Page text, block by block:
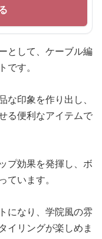
として、ケーブル編
す。
印象を作り出し、
る便利なアイテムで
プ効果を発揮し、ボ
ています。
になり、学院風の雰
イリングが楽しめま